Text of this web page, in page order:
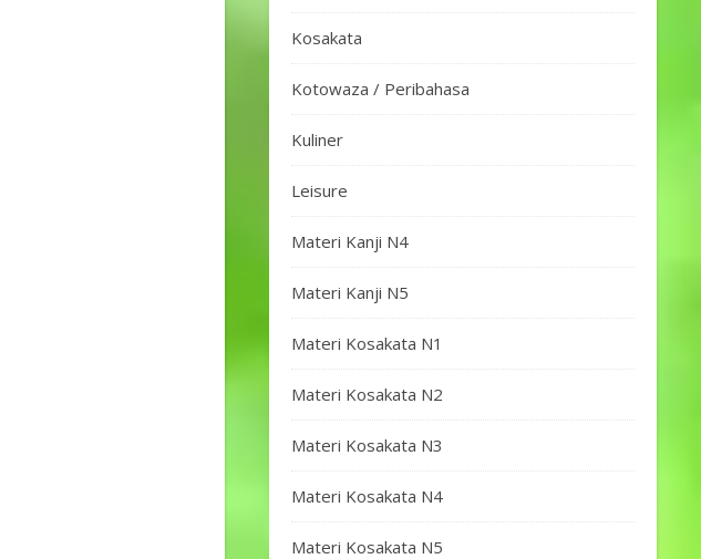
Kosakata
Kotowaza / Peribahasa
Kuliner
Leisure
Materi Kanji N4
Materi Kanji N5
Materi Kosakata N1
Materi Kosakata N2
Materi Kosakata N3
Materi Kosakata N4
Materi Kosakata N5